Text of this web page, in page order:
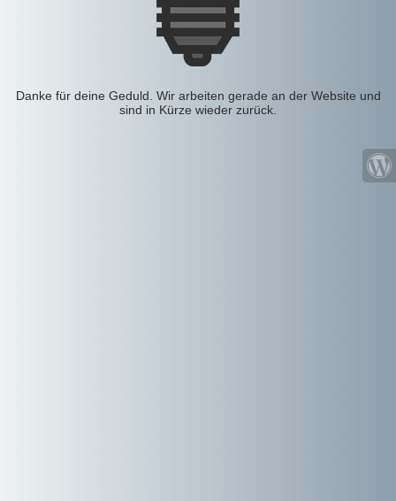
Danke für deine Geduld. Wir arbeiten gerade an der Website und
sind in Kürze wieder zurück.